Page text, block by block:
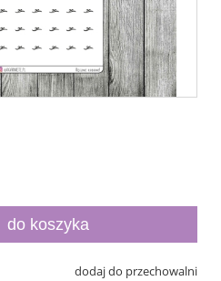
do koszyka
dodaj do przechowalni